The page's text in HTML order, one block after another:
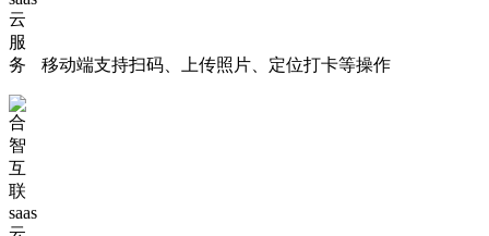
移动端支持扫码、上传照片、定位打卡等操作